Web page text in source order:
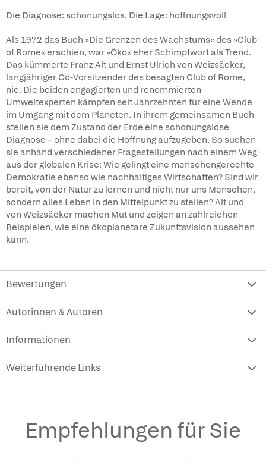
Die Diagnose: schonungslos. Die Lage: hoffnungsvoll
Als 1972 das Buch »Die Grenzen des Wachstums« des »Club
of Rome« erschien, war »Öko« eher Schimpfwort als Trend.
Das kümmerte Franz Alt und Ernst Ulrich von Weizsäcker,
langjähriger Co-Vorsitzender des besagten Club of Rome,
nie. Die beiden engagierten und renommierten
Umweltexperten kämpfen seit Jahrzehnten für eine Wende
im Umgang mit dem Planeten. In ihrem gemeinsamen Buch
stellen sie dem Zustand der Erde eine schonungslose
Diagnose – ohne dabei die Hoffnung aufzugeben. So suchen
sie anhand verschiedener Fragestellungen nach einem Weg
aus der globalen Krise: Wie gelingt eine menschengerechte
Demokratie ebenso wie nachhaltiges Wirtschaften? Sind wir
bereit, von der Natur zu lernen und nicht nur uns Menschen,
sondern alles Leben in den Mittelpunkt zu stellen? Alt und
von Weizsäcker machen Mut und zeigen an zahlreichen
Beispielen, wie eine ökoplanetare Zukunftsvision aussehen
kann.
Bewertungen
Autorinnen & Autoren
Informationen
Weiterführende Links
Empfehlungen für Sie